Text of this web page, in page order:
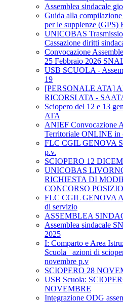
Assemblea sindacale
Guida alla
per le supplenze
UNICOBAS
Cassazione diritti
Convocazione
25 Febbraio 2026
USB SCUOLA -
19
[PERSONALE ATA]
RICORSI ATA -
Sciopero del 12 e 13
ATA
ANIEF Convocazione
Territoriale ONLINE in
FLC CGIL GENOVA
p.v.
SCIOPERO 12
UNICOBAS
RICHIESTA DI
CONCORSO
FLC CGIL GENOVA
di servizio
ASSEMBLEA
Assemblea sindacale
2025
I: Comparto e Area
Scuola_ azioni di
novembre p.v
SCIOPERO 28
USB Scuola:
NOVEMBRE
Integrazione ODG